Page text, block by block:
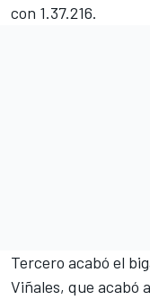
con 1.37.216.
Tercero acabó el
Viñales, que acabó